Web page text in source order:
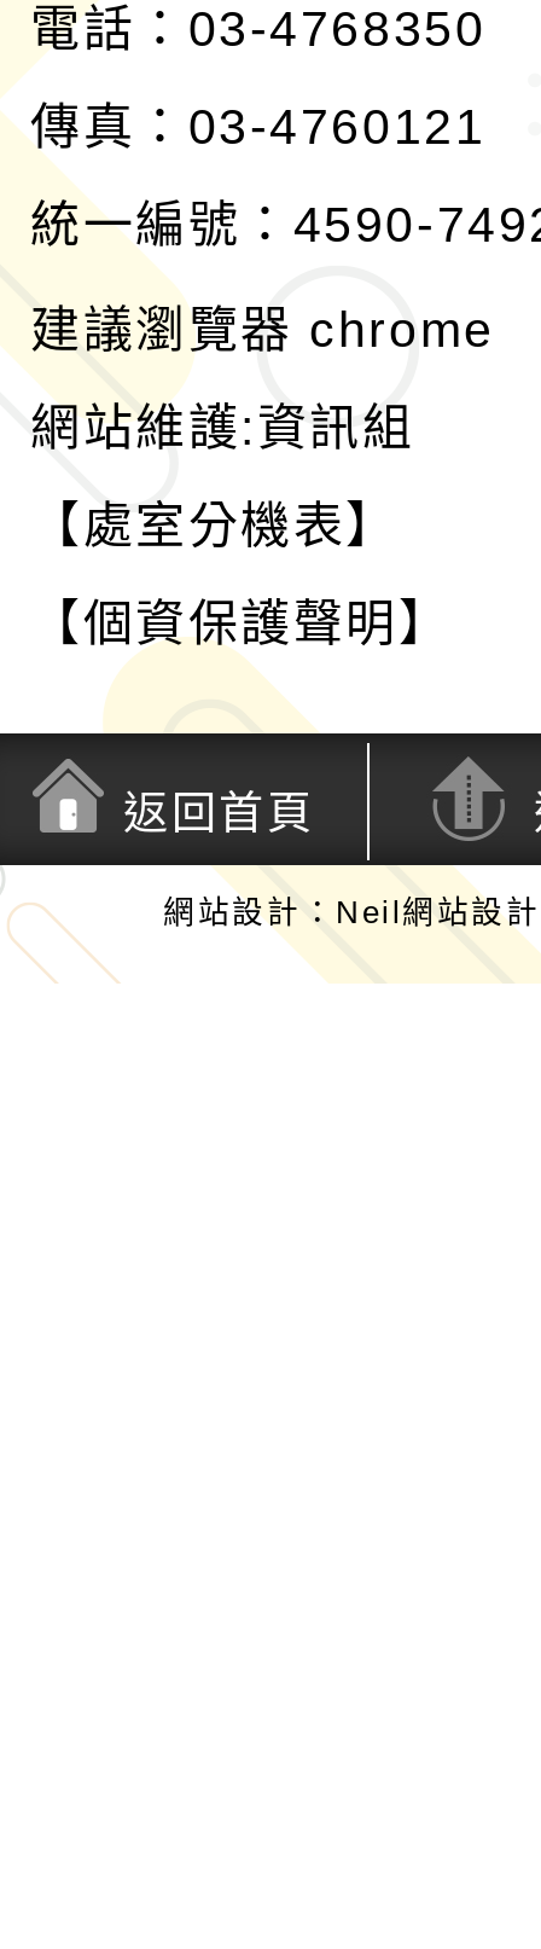
電話：03-4768350
傳真：03-4760121
統一編號：4590-
建議瀏覽器 chrome
網站維護:資訊組
【處室分機表】
【個資保護聲明】
返回首頁
網站設計：Neil網站設